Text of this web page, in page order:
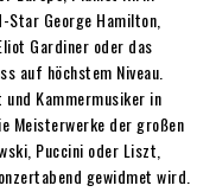
Star George Hamilton,
Gardiner oder das
auf höchstem Niveau.
Kammermusiker in
Meisterwerke der großen
Puccini oder Liszt,
gewidmet wird.